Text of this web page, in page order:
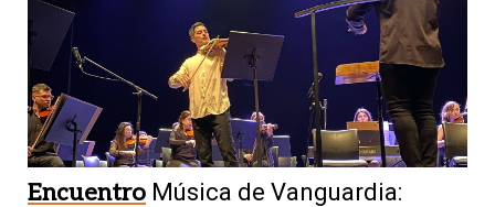
Encuentro Música de Vanguardia: